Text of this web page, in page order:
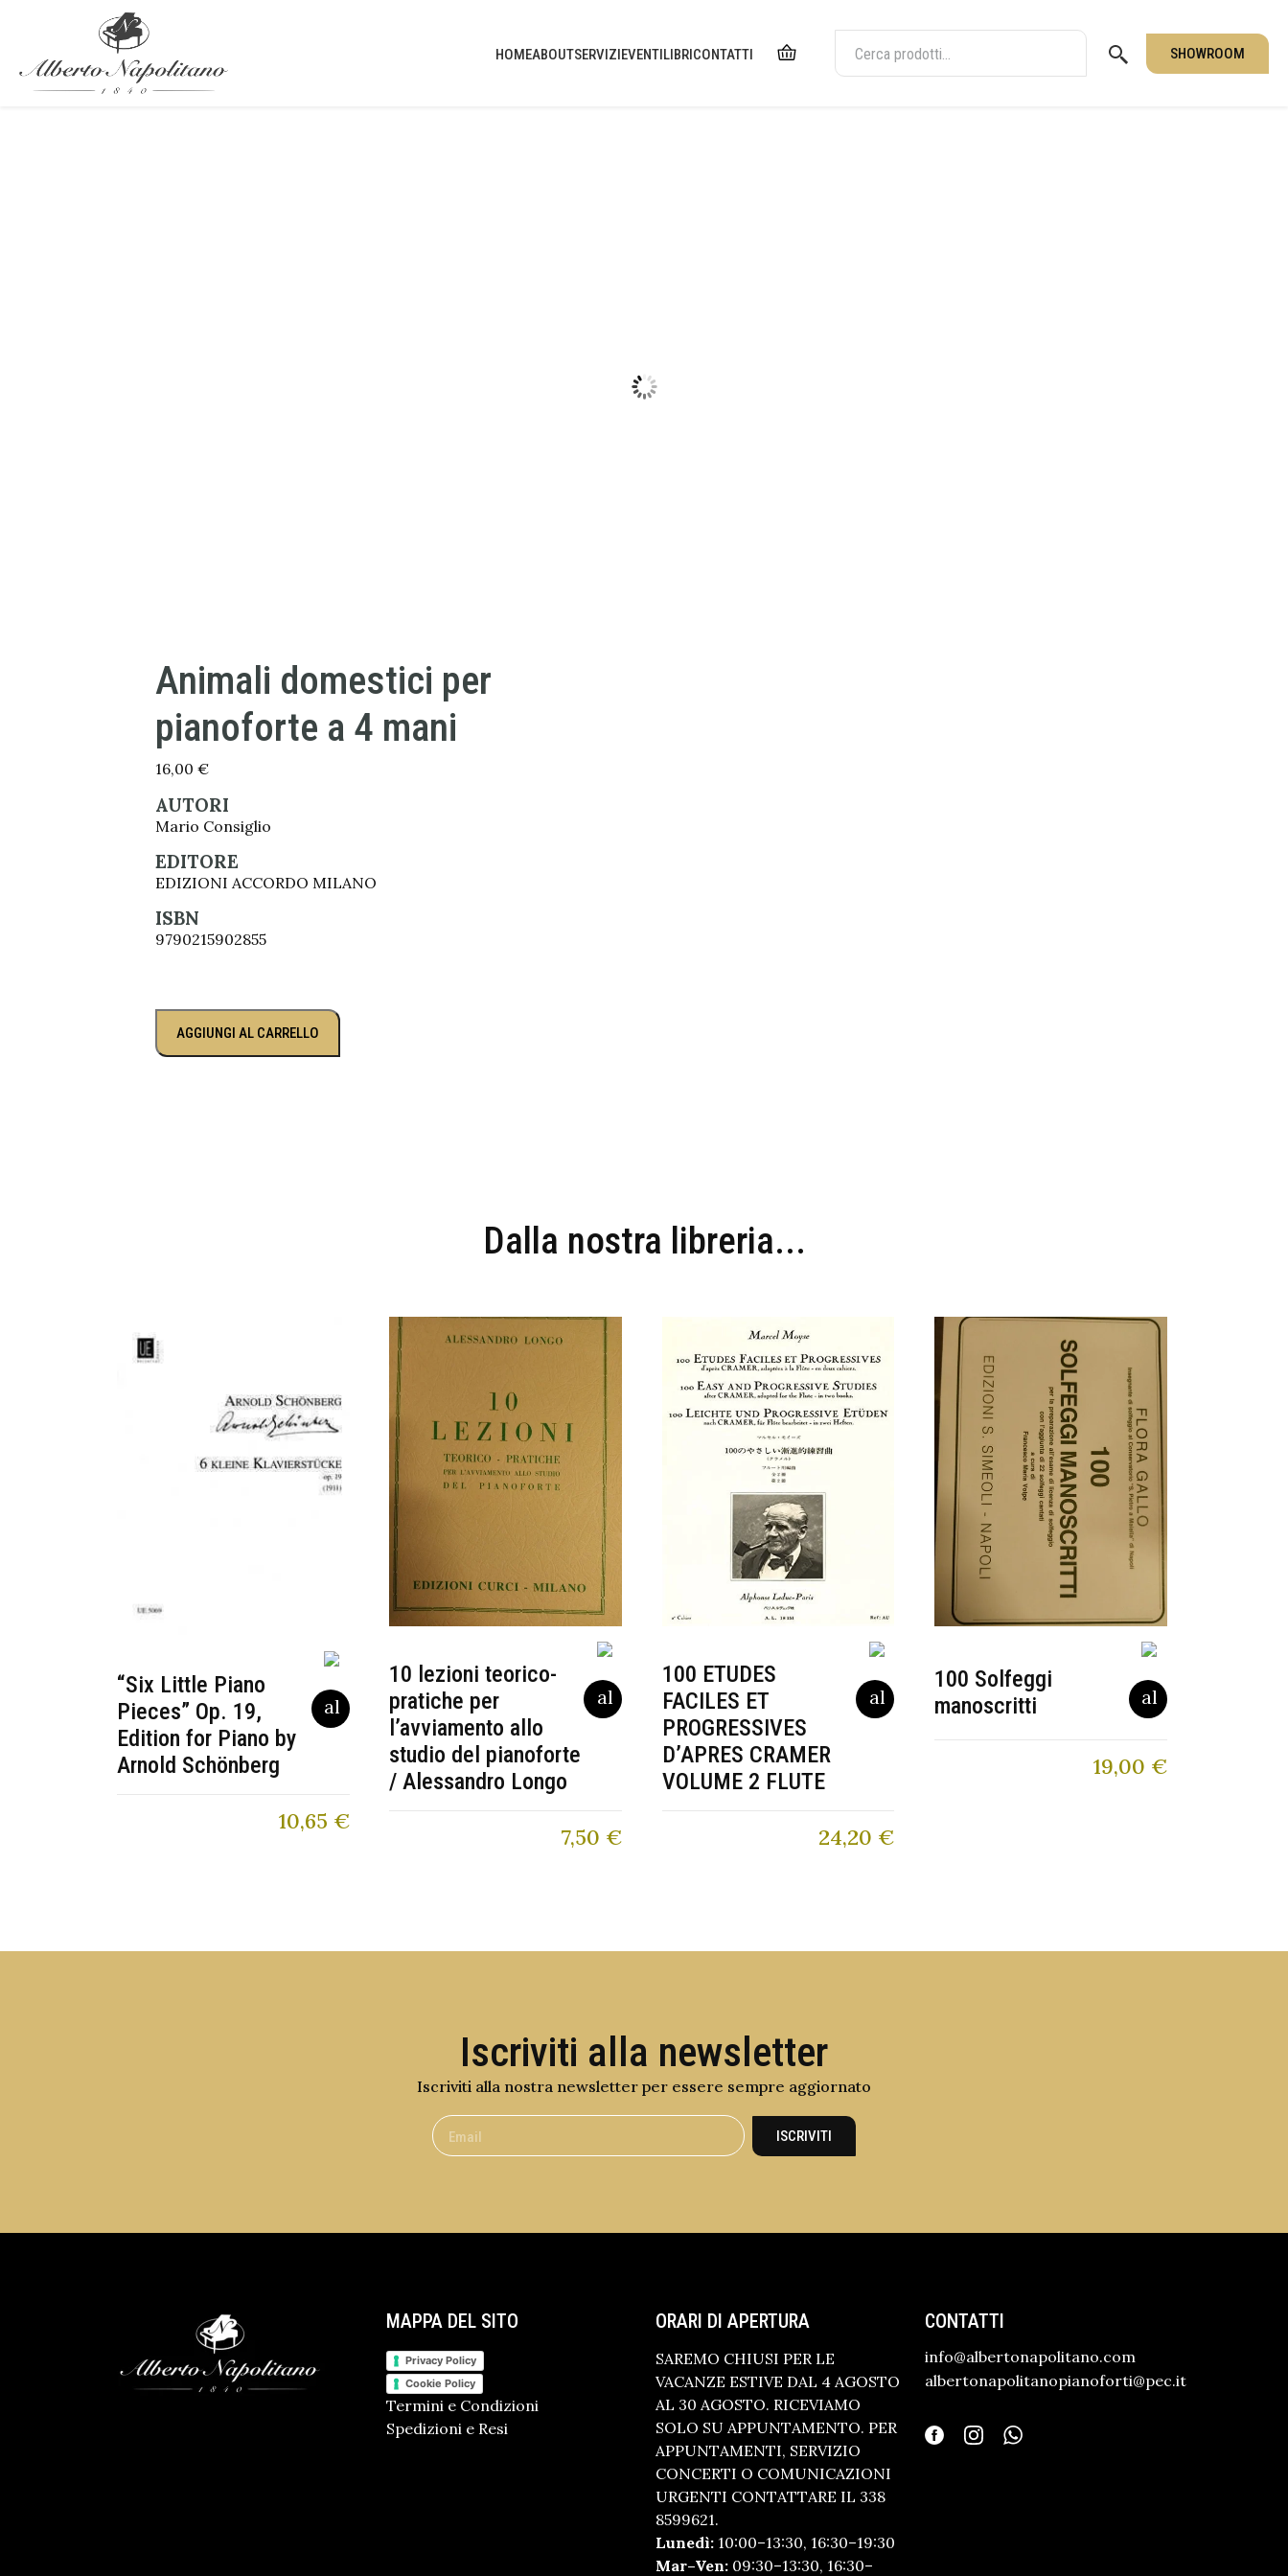
HOMEABOUTSERVIZIEVENTILIBRICONTATTI SHOWROOM
Animali domestici per
pianoforte a 4 mani
16,00 €
AUTORI
Mario Consiglio
EDITORE
EDIZIONI ACCORDO MILANO
ISBN
9790215902855
AGGIUNGI AL CARRELLO
Dalla nostra libreria...
“Six Little Piano
Pieces” Op. 19,
Edition for Piano by
Arnold Schönberg
10,65 €
10 lezioni teorico-
pratiche per
l’avviamento allo
studio del pianoforte
/ Alessandro Longo
7,50 €
100 ETUDES
FACILES ET
PROGRESSIVES
D’APRES CRAMER
VOLUME 2 FLUTE
24,20 €
100 Solfeggi
manoscritti
19,00 €
Iscriviti alla newsletter
Iscriviti alla nostra newsletter per essere sempre aggiornato
ISCRIVITI
MAPPA DEL SITO
Privacy Policy
Cookie Policy
Termini e Condizioni
Spedizioni e Resi
ORARI DI APERTURA
SAREMO CHIUSI PER LE
VACANZE ESTIVE DAL 4 AGOSTO
AL 30 AGOSTO. RICEVIAMO
SOLO SU APPUNTAMENTO. PER
APPUNTAMENTI, SERVIZIO
CONCERTI O COMUNICAZIONI
URGENTI CONTATTARE IL 338
8599621.
Lunedì: 10:00–13:30, 16:30–19:30
Mar–Ven: 09:30–13:30, 16:30–
CONTATTI
info@albertonapolitano.com
albertonapolitanopianoforti@pec.it